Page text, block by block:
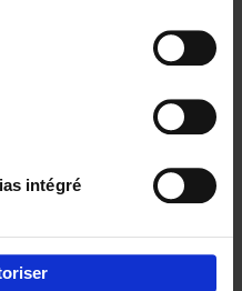
intégré
like a PRO -
revised edition (EN)